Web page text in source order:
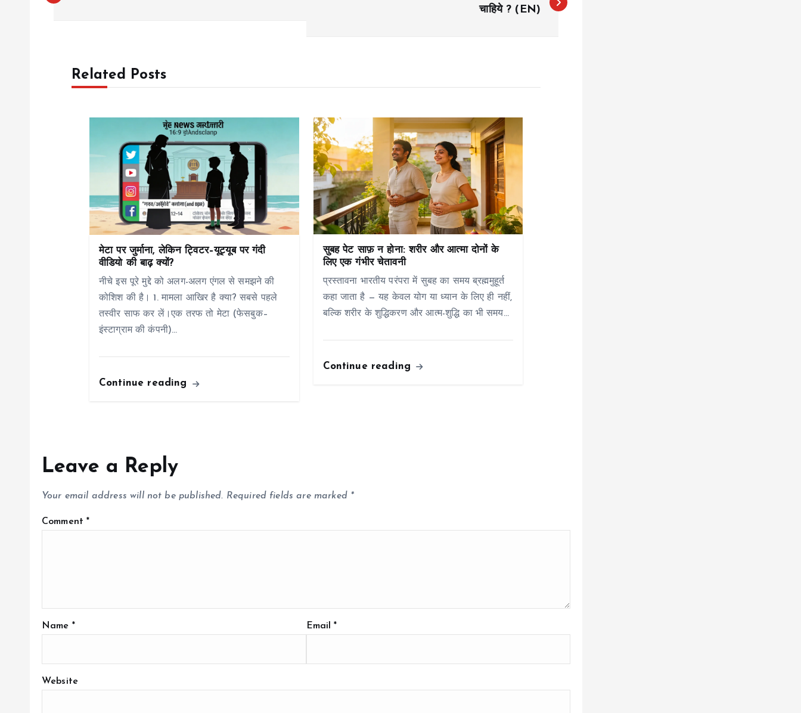
चाहिये ? (EN)
Related Posts
मेटा पर जुर्माना, लेकिन ट्विटर–यूट्यूब पर गंदी
वीडियो की बाढ़ क्यों?
नीचे इस पूरे मुद्दे को अलग-अलग एंगल से समझने की
कोशिश की है। 1. मामला आखिर है क्या? सबसे पहले
तस्वीर साफ कर लें।एक तरफ तो मेटा (फेसबुक–
इंस्टाग्राम की कंपनी)…
Continue reading
सुबह पेट साफ़ न होना: शरीर और आत्मा दोनों के
लिए एक गंभीर चेतावनी
प्रस्तावना भारतीय परंपरा में सुबह का समय ब्रह्ममुहूर्त
कहा जाता है — यह केवल योग या ध्यान के लिए ही नहीं,
बल्कि शरीर के शुद्धिकरण और आत्म-शुद्धि का भी समय…
Continue reading
Leave a Reply
Your email address will not be published. Required fields are marked *
Comment*
Name * Email*
Website